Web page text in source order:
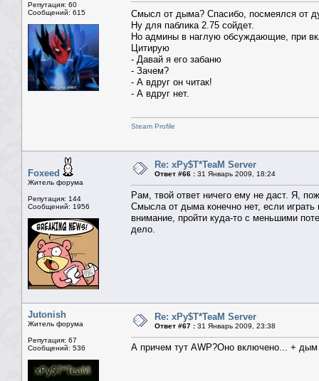
Репутация: 60
Сообщений: 615
Смысл от дыма? Спасибо, посмеялся от
Ну для паблика 2.75 сойдет.
Но админы в наглую обсуждающие, при
Цитирую
- Давай я его забаню
- Зачем?
- А вдруг он читак!
- А вдруг нет.
Steam Profile
Foxeed
Житель форума
Репутация: 144
Сообщений: 1956
Re: xPy$T*TeaM Server
Ответ #66 : 31 Январь 2009, 18:24
Рам, твой ответ ничего ему не даст. Я,
Смысла от дыма конечно нет, если играть
внимание, пройти куда-то с меньшими
дело.
Jutonish
Житель форума
Репутация: 67
Сообщений: 536
Re: xPy$T*TeaM Server
Ответ #67 : 31 Январь 2009, 23:38
А причем тут AWP?Оно включено... + дым